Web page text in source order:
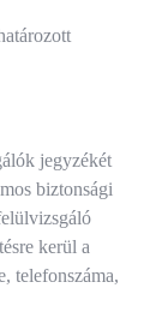
jegyzékét
biztonsági
kerül a
telefonszáma,